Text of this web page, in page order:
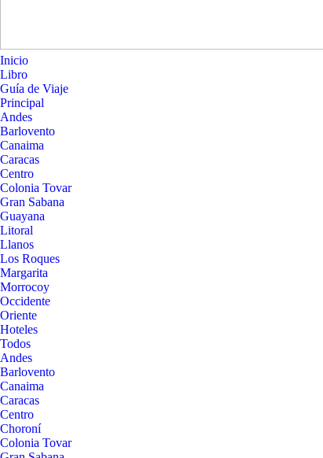
Inicio
Libro
Guía de Viaje
Principal
Andes
Barlovento
Canaima
Caracas
Centro
Colonia Tovar
Gran Sabana
Guayana
Litoral
Llanos
Los Roques
Margarita
Morrocoy
Occidente
Oriente
Hoteles
Todos
Andes
Barlovento
Canaima
Caracas
Centro
Choroní
Colonia Tovar